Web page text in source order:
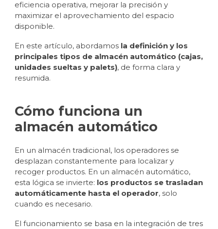
eficiencia operativa, mejorar la precisión y
maximizar el aprovechamiento del espacio
disponible.
En este artículo, abordamos la definición y los
principales tipos de almacén automático (cajas,
unidades sueltas y palets), de forma clara y
resumida.
Cómo funciona un
almacén automático
En un almacén tradicional, los operadores se
desplazan constantemente para localizar y
recoger productos. En un almacén automático,
esta lógica se invierte: los productos se trasladan
automáticamente hasta el operador, solo
cuando es necesario.
El funcionamiento se basa en la integración de tres